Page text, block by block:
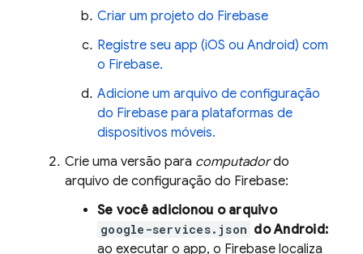
Criar um projeto do Firebase
Registre seu app (iOS ou Android) com
o Firebase.
Adicione um arquivo de configuração
do Firebase para plataformas de
dispositivos móveis.
Crie uma versão para computadordo
arquivo de configuração do Firebase:
Se você adicionou o arquivo
google-services.json do Android:
ao executar o app, o Firebase localiza